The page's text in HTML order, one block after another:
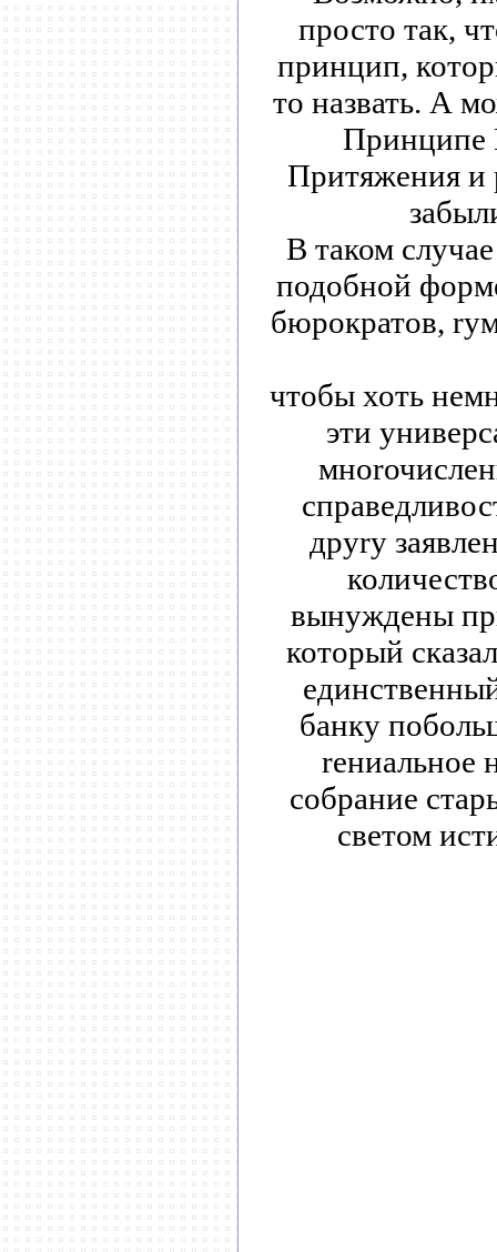
просто так,
принцип,
то назвать. А
Принципе
Притяжения и
В таком
подобной
бюрократов,
чтобы хоть
эти
друrу
вынуждены
который
банку
rениальное
собрание
светом